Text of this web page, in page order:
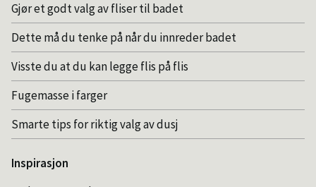
Gjør et godt valg av fliser til badet
Dette må du tenke på når du innreder badet
Visste du at du kan legge flis på flis
Fugemasse i farger
Smarte tips for riktig valg av dusj
Inspirasjon